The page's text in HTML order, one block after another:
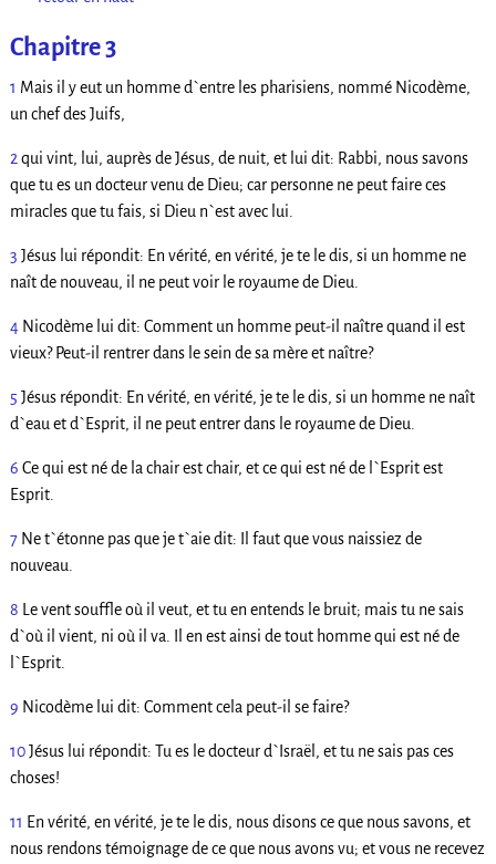
Chapitre 3
1 Mais il y eut un homme d`entre les pharisiens, nommé Nicodème,
un chef des Juifs,
2 qui vint, lui, auprès de Jésus, de nuit, et lui dit: Rabbi, nous savons
que tu es un docteur venu de Dieu; car personne ne peut faire ces
miracles que tu fais, si Dieu n`est avec lui.
3 Jésus lui répondit: En vérité, en vérité, je te le dis, si un homme ne
naît de nouveau, il ne peut voir le royaume de Dieu.
4 Nicodème lui dit: Comment un homme peut-il naître quand il est
vieux? Peut-il rentrer dans le sein de sa mère et naître?
5 Jésus répondit: En vérité, en vérité, je te le dis, si un homme ne naît
d`eau et d`Esprit, il ne peut entrer dans le royaume de Dieu.
6 Ce qui est né de la chair est chair, et ce qui est né de l`Esprit est
Esprit.
7 Ne t`étonne pas que je t`aie dit: Il faut que vous naissiez de
nouveau.
8
Le vent souffle où il veut, et tu en entends le bruit; mais tu ne sais
d`où il vient, ni où il va. Il en est ainsi de tout homme qui est né de
l`Esprit.
9 Nicodème lui dit: Comment cela peut-il se faire?
10Jésus lui répondit: Tu es le docteur d`Israël, et tu ne sais pas ces
choses!
11 En vérité, en vérité, je te le dis, nous disons ce que nous savons, et
nous rendons témoignage de ce que nous avons vu; et vous ne recevez